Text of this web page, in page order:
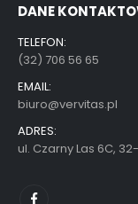
DANE
TELEFON:
(32) 706 56 65
EMAIL:
biuro@vervitas.pl
ADRES:
ul. Czarny Las 6C,